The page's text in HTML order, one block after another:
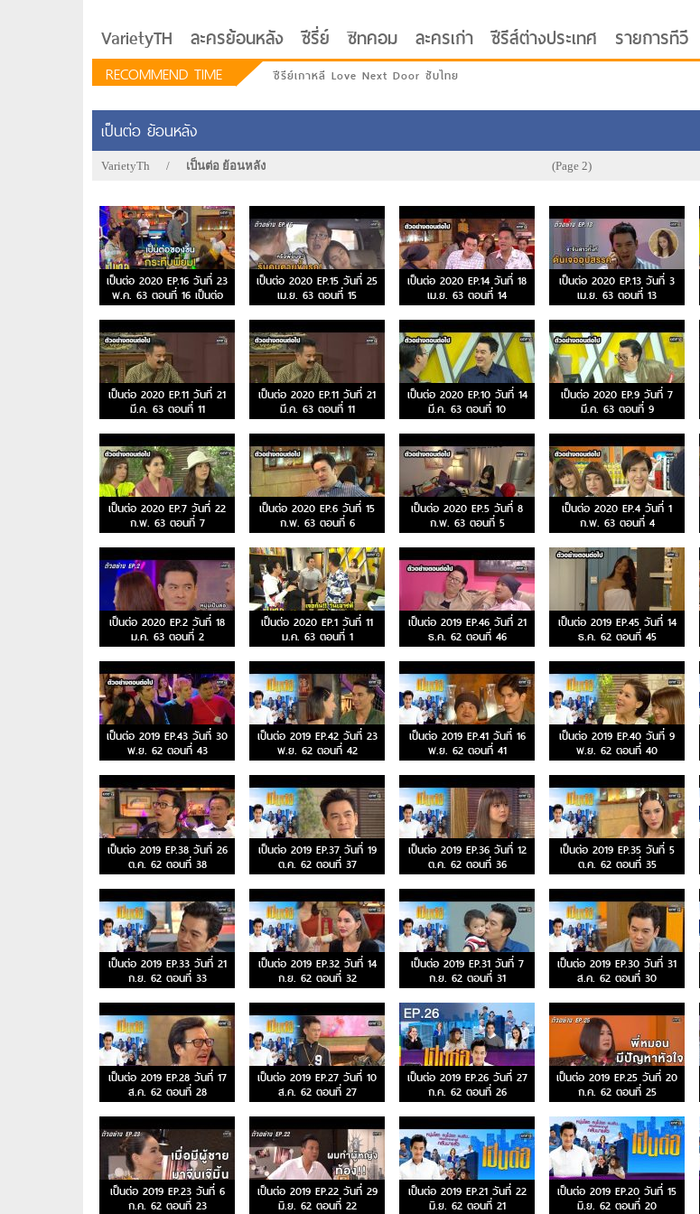
VarietyTH ละครย้อนหลัง ซีรี่ย์ ซิทคอม ละครเก่า ซีรีส์ต่างประเทศ รายการทีวี
RECOMMEND TIME ซีรีย์เกาหลี Love Next Door ซับไทย
รักอยู่ประตูถัดไป
เป็นต่อ ย้อนหลัง
VarietyTh / เป็นต่อ ย้อนหลัง (Page 2)
เป็นต่อ 2020 EP.16 วันที่ 23
พ.ค. 63 ตอนที่ 16 เป็นต่อ
2020
เป็นต่อ 2020 EP.15 วันที่ 25
เม.ย. 63 ตอนที่ 15
เป็นต่อ 2020 EP.14 วันที่ 18
เม.ย. 63 ตอนที่ 14
เป็นต่อ 2020 EP.13 วันที่ 3
เม.ย. 63 ตอนที่ 13
เป็นต่อ 2020 EP.11 วันที่ 21
มี.ค. 63 ตอนที่ 11
เป็นต่อ 2020 EP.11 วันที่ 21
มี.ค. 63 ตอนที่ 11
เป็นต่อ 2020 EP.10 วันที่ 14
มี.ค. 63 ตอนที่ 10
เป็นต่อ 2020 EP.9 วันที่ 7
มี.ค. 63 ตอนที่ 9
เป็นต่อ 2020 EP.7 วันที่ 22
ก.พ. 63 ตอนที่ 7
เป็นต่อ 2020 EP.6 วันที่ 15
ก.พ. 63 ตอนที่ 6
เป็นต่อ 2020 EP.5 วันที่ 8
ก.พ. 63 ตอนที่ 5
เป็นต่อ 2020 EP.4 วันที่ 1
ก.พ. 63 ตอนที่ 4
เป็นต่อ 2020 EP.2 วันที่ 18
ม.ค. 63 ตอนที่ 2
เป็นต่อ 2020 EP.1 วันที่ 11
ม.ค. 63 ตอนที่ 1
เป็นต่อ 2019 EP.46 วันที่ 21
ธ.ค. 62 ตอนที่ 46
เป็นต่อ 2019 EP.45 วันที่ 14
ธ.ค. 62 ตอนที่ 45
เป็นต่อ 2019 EP.43 วันที่ 30
พ.ย. 62 ตอนที่ 43
เป็นต่อ 2019 EP.42 วันที่ 23
พ.ย. 62 ตอนที่ 42
เป็นต่อ 2019 EP.41 วันที่ 16
พ.ย. 62 ตอนที่ 41
เป็นต่อ 2019 EP.40 วันที่ 9
พ.ย. 62 ตอนที่ 40
เป็นต่อ 2019 EP.38 วันที่ 26
ต.ค. 62 ตอนที่ 38
เป็นต่อ 2019 EP.37 วันที่ 19
ต.ค. 62 ตอนที่ 37
เป็นต่อ 2019 EP.36 วันที่ 12
ต.ค. 62 ตอนที่ 36
เป็นต่อ 2019 EP.35 วันที่ 5
ต.ค. 62 ตอนที่ 35
เป็นต่อ 2019 EP.33 วันที่ 21
ก.ย. 62 ตอนที่ 33
เป็นต่อ 2019 EP.32 วันที่ 14
ก.ย. 62 ตอนที่ 32
เป็นต่อ 2019 EP.31 วันที่ 7
ก.ย. 62 ตอนที่ 31
เป็นต่อ 2019 EP.30 วันที่ 31
ส.ค. 62 ตอนที่ 30
เป็นต่อ 2019 EP.28 วันที่ 17
ส.ค. 62 ตอนที่ 28
เป็นต่อ 2019 EP.27 วันที่ 10
ส.ค. 62 ตอนที่ 27
เป็นต่อ 2019 EP.26 วันที่ 27
ก.ค. 62 ตอนที่ 26
เป็นต่อ 2019 EP.25 วันที่ 20
ก.ค. 62 ตอนที่ 25
เป็นต่อ 2019 EP.23 วันที่ 6
ก.ค. 62 ตอนที่ 23
เป็นต่อ 2019 EP.22 วันที่ 29
มิ.ย. 62 ตอนที่ 22
เป็นต่อ 2019 EP.21 วันที่ 22
มิ.ย. 62 ตอนที่ 21
เป็นต่อ 2019 EP.20 วันที่ 15
มิ.ย. 62 ตอนที่ 20